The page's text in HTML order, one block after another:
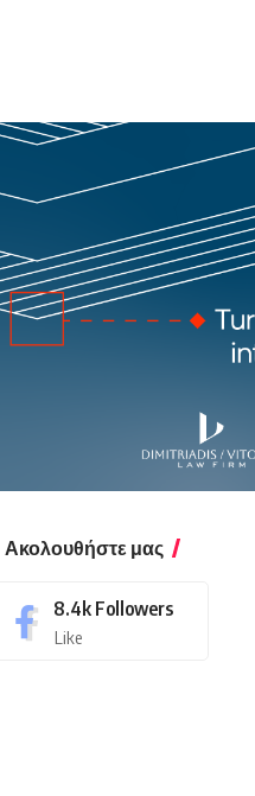
Ακολουθήστε μας
8.4k Followers
Like